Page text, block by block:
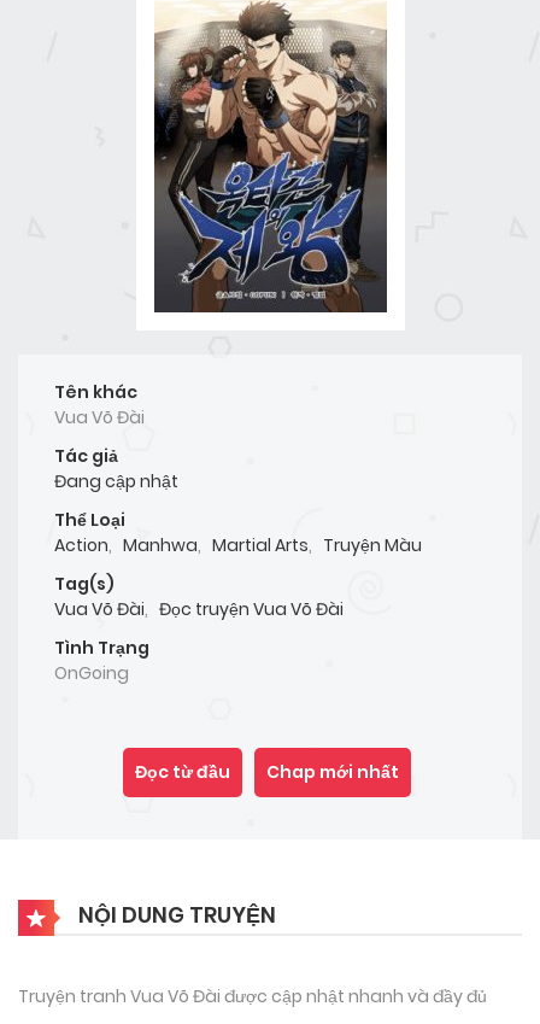
Tên khác
Vua Võ Đài
Tác giả
Đang cập nhật
Thể Loại
Action, Manhwa, Martial Arts, Truyện Màu
Tag(s)
Vua Võ Đài, Đọc truyện Vua Võ Đài
Tình Trạng
OnGoing
Đọc từ đầu Chap mới nhất
NỘI DUNG TRUYỆN
Truyện tranh Vua Võ Đài được cập nhật nhanh và đầy đủ